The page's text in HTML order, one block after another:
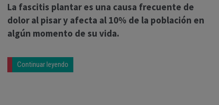
La fascitis plantar es una causa frecuente de
dolor al pisar y afecta al 10% de la población en
algún momento de su vida.
Continuar leyendo